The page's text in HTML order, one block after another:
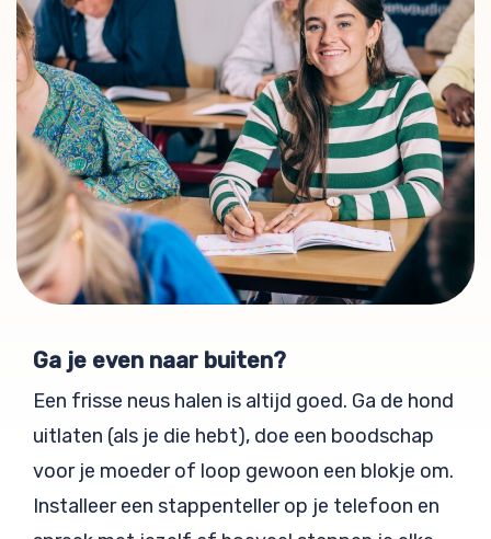
Ga je even naar buiten?
Een frisse neus halen is altijd goed. Ga de hond
uitlaten (als je die hebt), doe een boodschap
voor je moeder of loop gewoon een blokje om.
Installeer een stappenteller op je telefoon en